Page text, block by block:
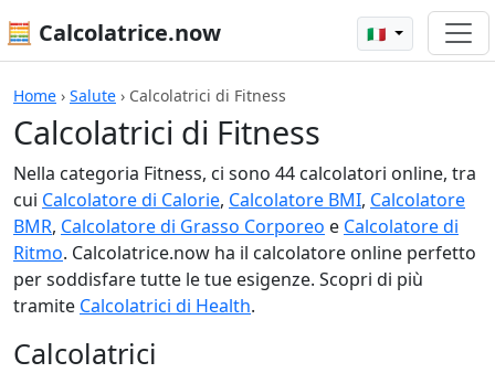
🧮 Calcolatrice.now 🇮🇹
Home › Salute › Calcolatrici di Fitness
Calcolatrici di Fitness
Nella categoria Fitness, ci sono 44 calcolatori online, tra
cui Calcolatore di Calorie, Calcolatore BMI, Calcolatore
BMR, Calcolatore di Grasso Corporeo e Calcolatore di
Ritmo. Calcolatrice.now ha il calcolatore online perfetto
per soddisfare tutte le tue esigenze. Scopri di più
tramite Calcolatrici di Health.
Calcolatrici